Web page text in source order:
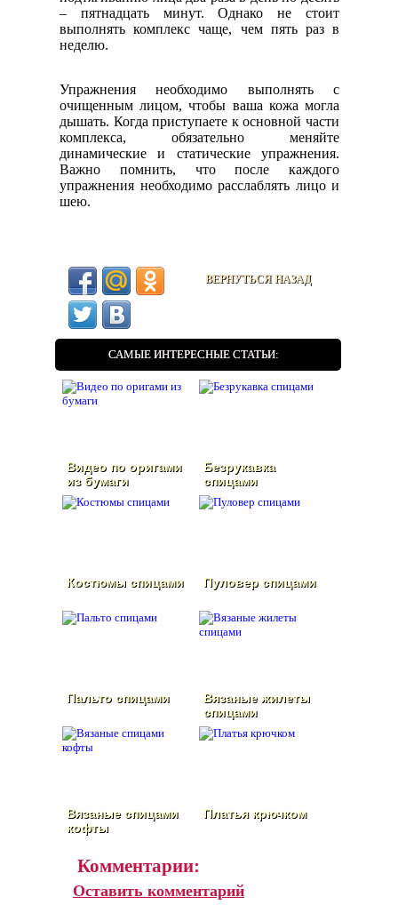
– пятнадцать минут. Однако не стоит
выполнять комплекс чаще, чем пять раз в
неделю.
Упражнения необходимо выполнять с
очищенным лицом, чтобы ваша кожа могла
дышать. Когда приступаете к основной части
комплекса, обязательно меняйте
динамические и статические упражнения.
Важно помнить, что после каждого
упражнения необходимо расслаблять лицо и
шею.
ВЕРНУТЬСЯ НАЗАД
САМЫЕ ИНТЕРЕСНЫЕ СТАТЬИ:
Видео по оригами
из бумаги
Безрукавка
спицами
Костюмы спицами Пуловер спицами
Пальто спицами
Вязаные жилеты
спицами
Вязаные спицами
кофты
Платья крючком
Комментарии:
Оставить комментарий